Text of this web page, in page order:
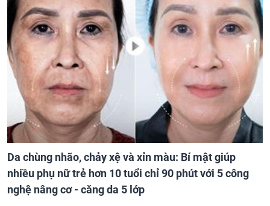
Da chùng nhão, chảy xệ và xỉn màu: Bí mật giúp
nhiều phụ nữ trẻ hơn 10 tuổi chỉ 90 phút với 5 công
nghệ nâng cơ - căng da 5 lớp